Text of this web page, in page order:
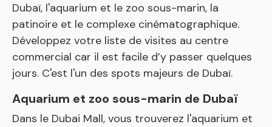
Dubaï, l'aquarium et le zoo sous-marin, la
patinoire et le complexe cinématographique.
Développez votre liste de visites au centre
commercial car il est facile d’y passer quelques
jours. C'est l'un des spots majeurs de Dubaï.
Aquarium et zoo sous-marin de Dubaï
Dans le Dubai Mall, vous trouverez l'aquarium et